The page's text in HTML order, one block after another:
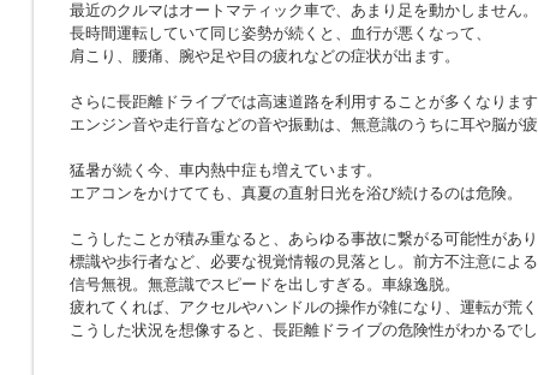
最近のクルマはオートマティック車で、あまり足を動かしません。
長時間運転していて同じ姿勢が続くと、血行が悪くなって、
肩こり、腰痛、腕や足や目の疲れなどの症状が出ます。
さらに長距離ドライブでは高速道路を利用することが多くなりま
エンジン音や走行音などの音や振動は、無意識のうちに耳や脳が
猛暑が続く今、車内熱中症も増えています。
エアコンをかけてても、真夏の直射日光を浴び続けるのは危険。
こうしたことが積み重なると、あらゆる事故に繋がる可能性があ
標識や歩行者など、必要な視覚情報の見落とし。前方不注意によ
信号無視。無意識でスピードを出しすぎる。車線逸脱。
疲れてくれば、アクセルやハンドルの操作が雑になり、運転が荒
こうした状況を想像すると、長距離ドライブの危険性がわかるで